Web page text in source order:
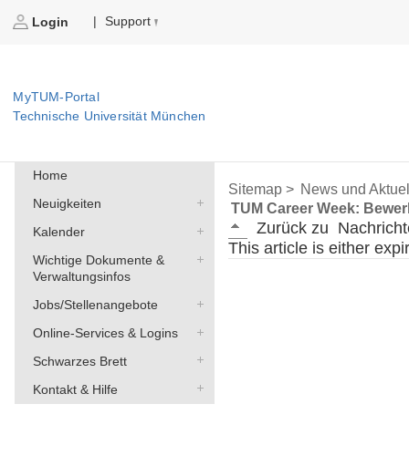
Login | Support
MyTUM-Portal
Technische Universität München
Home
Neuigkeiten
Kalender
Wichtige Dokumente &
Verwaltungsinfos
Jobs/Stellenangebote
Online-Services & Logins
Schwarzes Brett
Kontakt & Hilfe
Sitemap > News und
TUM Career Week:
Zurück zu
This article is either